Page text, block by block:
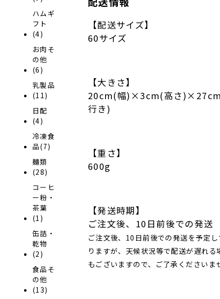
ハムギ
フト
(4)
お肉そ
の他
(6)
乳製品
(11)
日配
(4)
冷凍食
品(7)
麺類
(28)
コーヒ
ー粉・
茶葉
(1)
缶詰・
乾物
(2)
食品そ
の他
(13)
【配送サイズ】
60サイズ
【大きさ】
20cm(幅)×3cm(高さ
行き)
【重さ】
600g
【発送時期】
ご注文後、10日前後での発送
ご注文後、10日前後での発送を予定
りますが、天候状況等で配送が遅れる
もございますので、ご了承くださいま